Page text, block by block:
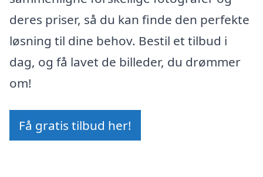
deres priser, så du kan finde den perfekte
løsning til dine behov. Bestil et tilbud i
dag, og få lavet de billeder, du drømmer
om!
Få gratis tilbud her!